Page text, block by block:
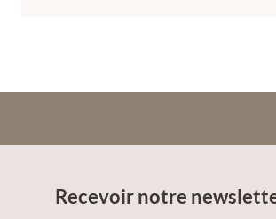
Recevoir notre